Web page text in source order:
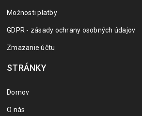
Možnosti platby
GDPR - zásady ochrany osobných údajov
Zmazanie účtu
STRÁNKY
Domov
O nás